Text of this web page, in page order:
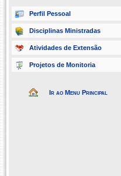
Perfil Pessoal
Disciplinas Ministradas
Atividades de Extensão
Projetos de Monitoria
Ir ao Menu Principal